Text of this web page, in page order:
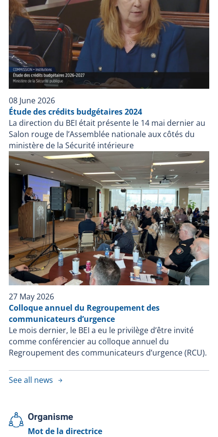
08 June 2026
Étude des crédits budgétaires 2024
La direction du BEI était présente le 14 mai dernier au
Salon rouge de l’Assemblée nationale aux côtés du
ministère de la Sécurité intérieure
27 May 2026
Colloque annuel du Regroupement des
communicateurs d’urgence
Le mois dernier, le BEI a eu le privilège d’être invité
comme conférencier au colloque annuel du
Regroupement des communicateurs d’urgence (RCU).
See all news
Organisme
Mot de la directrice